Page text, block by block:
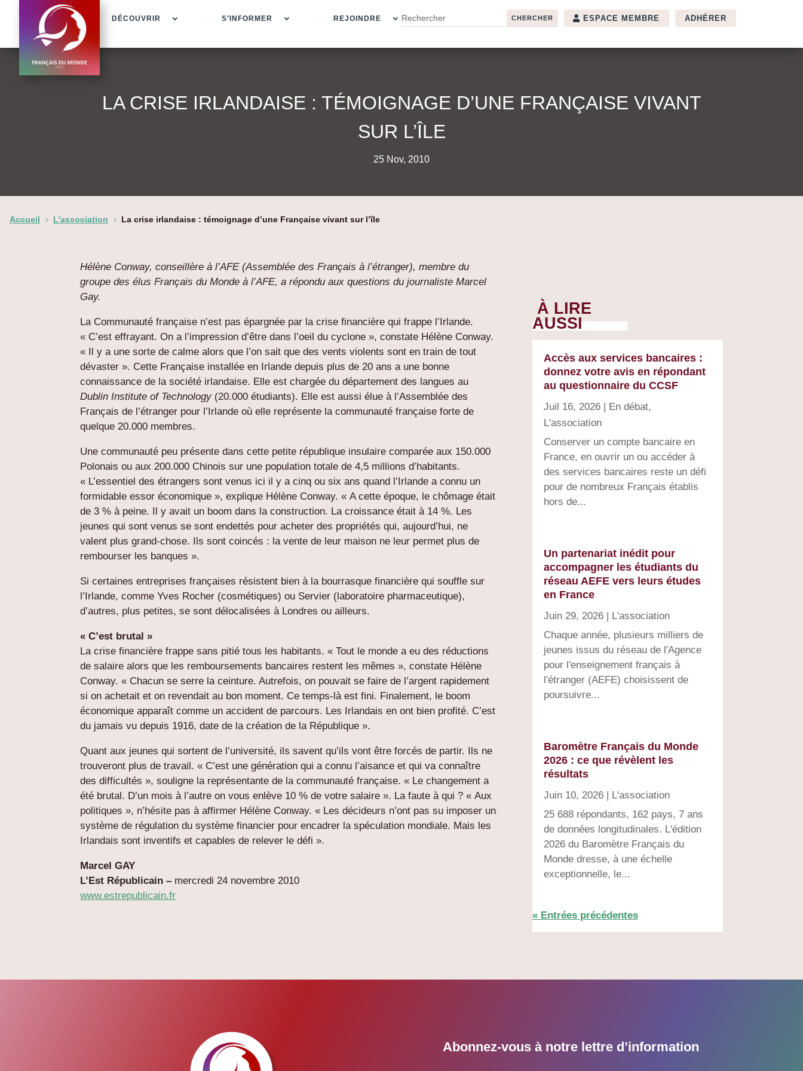
DÉCOUVRIR S’INFORMER REJOINDRE ESPACE MEMBRE ADHÉRER
LA CRISE IRLANDAISE : TÉMOIGNAGE D’UNE FRANÇAISE VIVANT
SUR L’ÎLE
25 Nov, 2010
Accueil 5 L'association 5 La crise irlandaise : témoignage d’une Française vivant sur l’île
Hélène Conway, conseillère à l’AFE (Assemblée des Français à l’étranger), membre du
groupe des élus Français du Monde à l’AFE, a répondu aux questions du journaliste Marcel
Gay.
La Communauté française n’est pas épargnée par la crise financière qui frappe l’Irlande.
« C’est effrayant. On a l’impression d’être dans l’oeil du cyclone », constate Hélène Conway.
« Il y a une sorte de calme alors que l’on sait que des vents violents sont en train de tout
dévaster ». Cette Française installée en Irlande depuis plus de 20 ans a une bonne
connaissance de la société irlandaise. Elle est chargée du département des langues au
Dublin Institute of Technology (20.000 étudiants). Elle est aussi élue à l’Assemblée des
Français de l’étranger pour l’Irlande où elle représente la communauté française forte de
quelque 20.000 membres.
Une communauté peu présente dans cette petite république insulaire comparée aux 150.000
Polonais ou aux 200.000 Chinois sur une population totale de 4,5 millions d’habitants.
« L’essentiel des étrangers sont venus ici il y a cinq ou six ans quand l’Irlande a connu un
formidable essor économique », explique Hélène Conway. « A cette époque, le chômage était
de 3 % à peine. Il y avait un boom dans la construction. La croissance était à 14 %. Les
jeunes qui sont venus se sont endettés pour acheter des propriétés qui, aujourd’hui, ne
valent plus grand-chose. Ils sont coincés : la vente de leur maison ne leur permet plus de
rembourser les banques ».
Si certaines entreprises françaises résistent bien à la bourrasque financière qui souffle sur
l’Irlande, comme Yves Rocher (cosmétiques) ou Servier (laboratoire pharmaceutique),
d’autres, plus petites, se sont délocalisées à Londres ou ailleurs.
« C’est brutal »
La crise financière frappe sans pitié tous les habitants. « Tout le monde a eu des réductions
de salaire alors que les remboursements bancaires restent les mêmes », constate Hélène
Conway. « Chacun se serre la ceinture. Autrefois, on pouvait se faire de l’argent rapidement
si on achetait et on revendait au bon moment. Ce temps-là est fini. Finalement, le boom
économique apparaît comme un accident de parcours. Les Irlandais en ont bien profité. C’est
du jamais vu depuis 1916, date de la création de la République ».
Quant aux jeunes qui sortent de l’université, ils savent qu’ils vont être forcés de partir. Ils ne
trouveront plus de travail. « C’est une génération qui a connu l’aisance et qui va connaître
des difficultés », souligne la représentante de la communauté française. « Le changement a
été brutal. D’un mois à l’autre on vous enlève 10 % de votre salaire ». La faute à qui ? « Aux
politiques », n’hésite pas à affirmer Hélène Conway. « Les décideurs n’ont pas su imposer un
système de régulation du système financier pour encadrer la spéculation mondiale. Mais les
Irlandais sont inventifs et capables de relever le défi ».
Marcel GAY
L’Est Républicain – mercredi 24 novembre 2010
www.estrepublicain.fr
À LIRE
AUSSI
Accès aux services bancaires :
donnez votre avis en répondant
au questionnaire du CCSF
Juil 16, 2026| En débat,
L'association
Conserver un compte bancaire en
France, en ouvrir un ou accéder à
des services bancaires reste un défi
pour de nombreux Français établis
hors de...
Un partenariat inédit pour
accompagner les étudiants du
réseau AEFE vers leurs études
en France
Juin 29, 2026| L'association
Chaque année, plusieurs milliers de
jeunes issus du réseau de l'Agence
pour l'enseignement français à
l'étranger (AEFE) choisissent de
poursuivre...
Baromètre Français du Monde
2026 : ce que révèlent les
résultats
Juin 10, 2026| L'association
25 688 répondants, 162 pays, 7 ans
de données longitudinales. L'édition
2026 du Baromètre Français du
Monde dresse, à une échelle
exceptionnelle, le...
« Entrées précédentes
Abonnez-vous à notre lettre d’information